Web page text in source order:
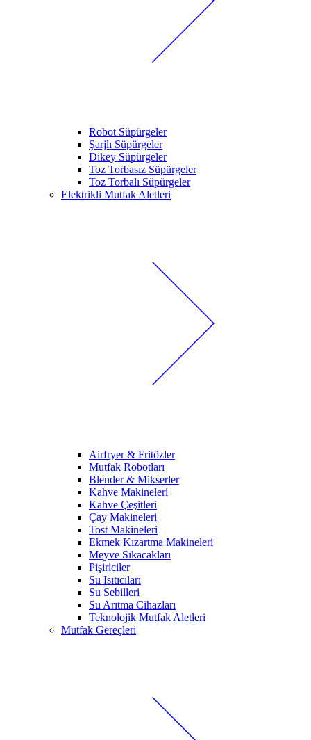
Robot Süpürgeler
Şarjlı Süpürgeler
Dikey Süpürgeler
Toz Torbasız Süpürgeler
Toz Torbalı Süpürgeler
Elektrikli Mutfak Aletleri
Airfryer & Fritözler
Mutfak Robotları
Blender & Mikserler
Kahve Makineleri
Kahve Çeşitleri
Çay Makineleri
Tost Makineleri
Ekmek Kızartma Makineleri
Meyve Sıkacakları
Pişiriciler
Su Isıtıcıları
Su Sebilleri
Su Arıtma Cihazları
Teknolojik Mutfak Aletleri
Mutfak Gereçleri